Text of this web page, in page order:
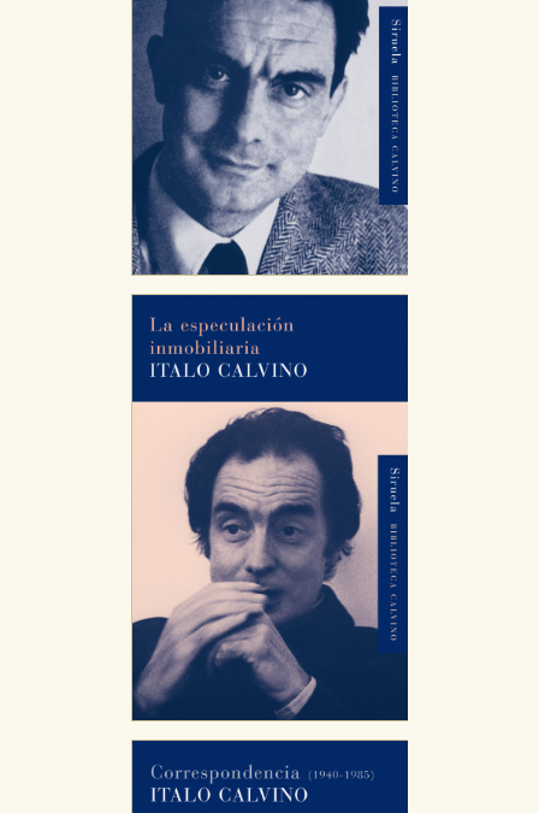
servicios para que no tenga que reconfigurarlos cada
vez que nos visita. La información es agregada y, por lo
tanto, es anónima.
Cookies de publicidad y redes sociales
Estas cookies son gestionadas por nuestros socios
publicitarios y se utilizan para mostrar publicidad
relevante para sus intereses en otros sitios. No
almacenan directamente información personal sino
que se basan en la identificación única de su
navegador y dispositivo de internet.
GUARDAR CONFIGURACIÓN
Puede consultar nuestra política de cookies